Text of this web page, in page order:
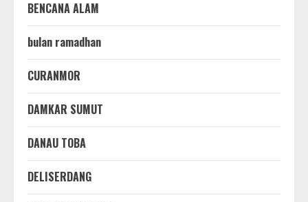
BENCANA ALAM
bulan ramadhan
CURANMOR
DAMKAR SUMUT
DANAU TOBA
DELISERDANG